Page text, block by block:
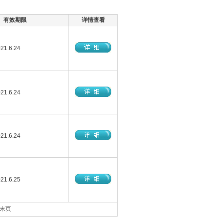
有效期限 详情查看
末页